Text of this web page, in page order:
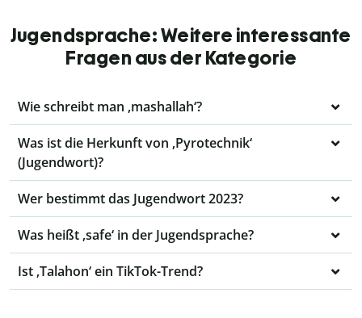
Jugendsprache: Weitere interessante
Fragen aus der Kategorie
Wie schreibt man ‚mashallah‘?
Was ist die Herkunft von ‚Pyrotechnik‘
(Jugendwort)?
Wer bestimmt das Jugendwort 2023?
Was heißt ‚safe‘ in der Jugendsprache?
Ist ‚Talahon‘ ein TikTok-Trend?